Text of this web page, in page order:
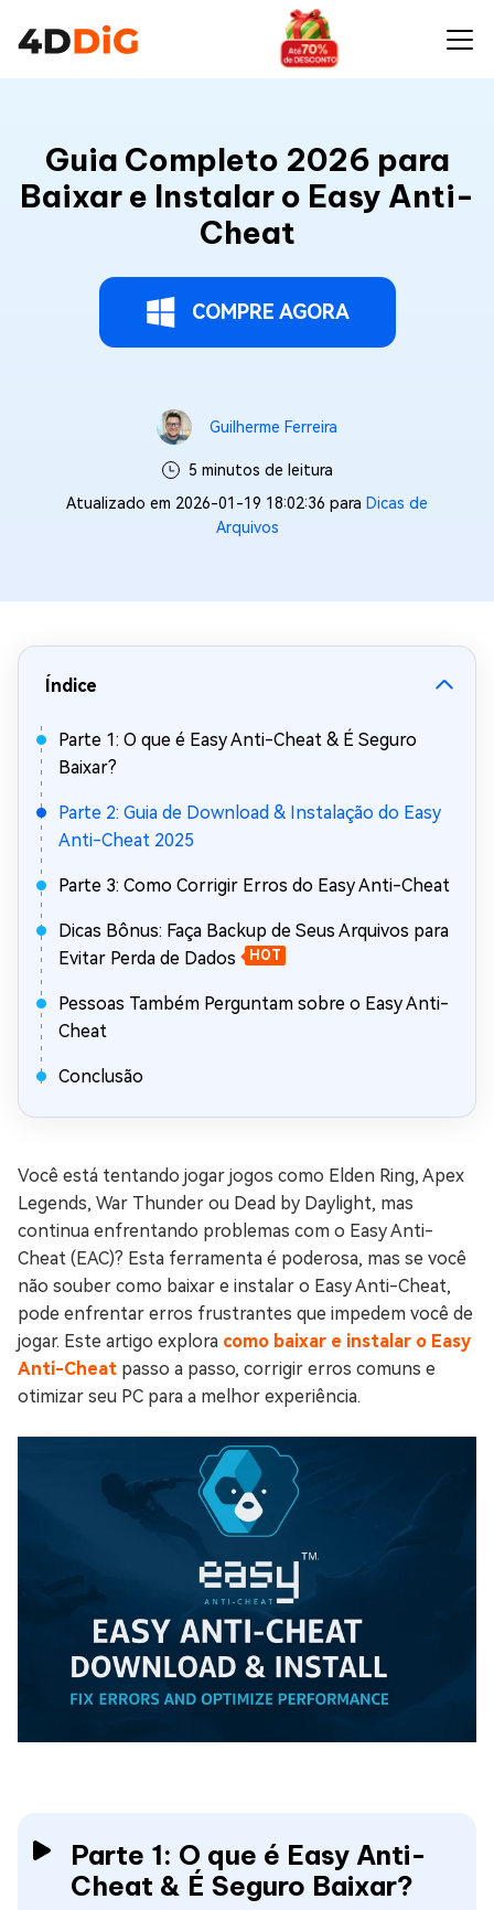
Guia Completo 2026 para
Baixar e Instalar o Easy Anti-
Cheat
COMPRE AGORA
Guilherme Ferreira
5 minutos de leitura
Atualizado em 2026-01-19 18:02:36 para Dicas de
Arquivos
Índice
Parte 1: O que é Easy Anti-Cheat & É Seguro
Baixar?
Parte 2: Guia de Download & Instalação do Easy
Anti-Cheat 2025
Parte 3: Como Corrigir Erros do Easy Anti-Cheat
Dicas Bônus: Faça Backup de Seus Arquivos para
Evitar Perda de Dados
HOT
Pessoas Também Perguntam sobre o Easy Anti-
Cheat
Conclusão
Você está tentando jogar jogos como Elden Ring, Apex
Legends, War Thunder ou Dead by Daylight, mas
continua enfrentando problemas com o Easy Anti-
Cheat (EAC)? Esta ferramenta é poderosa, mas se você
não souber como baixar e instalar o Easy Anti-Cheat,
pode enfrentar erros frustrantes que impedem você de
jogar. Este artigo explora como baixar e instalar o Easy
Anti-Cheat passo a passo, corrigir erros comuns e
otimizar seu PC para a melhor experiência.
Parte 1: O que é Easy Anti-
Cheat & É Seguro Baixar?